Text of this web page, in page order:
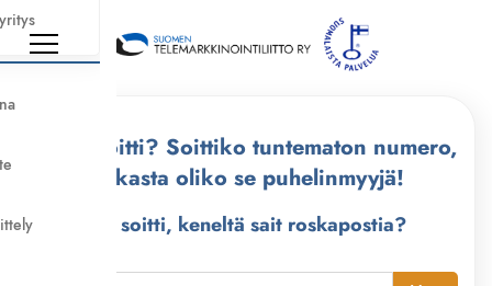
Kuka soitti? Soittiko tuntematon numero,
tarkasta oliko se puhelinmyyjä!
Kuka soitti, keneltä sait roskapostia?